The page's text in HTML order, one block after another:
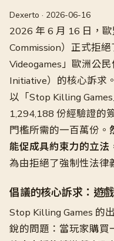
Dexerto · 2026-06-16
2026 年 6 月 16 日，
Commission）正式拒
Videogames」歐洲公
Initiative）的核心訴求
以「Stop Killing
1,294,188 份經驗證的
門檻所需的一百萬份。
能促成具約束力的立法
為由拒絕了強制性法律
倡議的核心訴求：遊
Stop Killing Games 的
銳的問題：當玩家購買